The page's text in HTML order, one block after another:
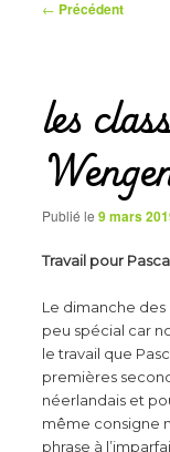
Navigation
← Précédent
les
Publié le9 mars
Travail pour
Le dimanche
peu spécial car
le travail que
premières
néerlandais et
même consigne
phrase à